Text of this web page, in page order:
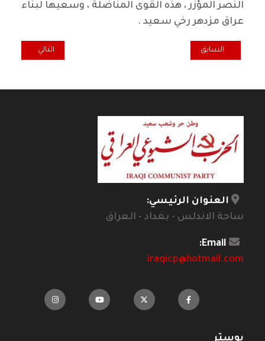
النصر المؤزر ، هذه القوى المناضلة ، وسعيها لبناء
عراق مزدهر رخي سعيد .
المقال السابق: سفارة تسقينا حليبا من أثار الناقة!
السابق المقال التالي:
التالي
العنوان الرئيسي:
ساحة الاندلس - بغداد - العراق
Email:
iraqicp@hotmail.com
بوستر